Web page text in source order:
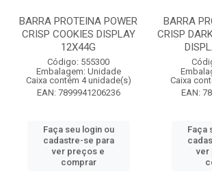
BARRA PROTEINA POWER
CRISP COOKIES DISPLAY
12X44G
Código: 555300
Embalagem: Unidade
Caixa contém 4 unidade(s)
EAN: 7899941206236
Faça seu login ou
cadastre-se para
ver preços e
comprar
BARRA
CRISP
Caixa
EAN:
Faça
ver